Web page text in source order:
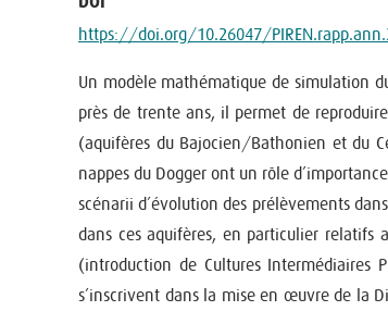
https://doi.org/10.26047/
Un modèle mathématique de simulation
près de trente ans, il permet de
(aquifères du Bajocien/Bathonien et du
nappes du Dogger ont un rôle
scénarii d’évolution des prélèvements
dans ces aquifères, en particulier relatifs
(introduction de Cultures Intermédiaires
s’inscrivent dans la mise en œuvre de la